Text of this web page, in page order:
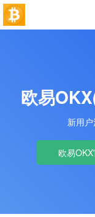
欧易
新用
欧易